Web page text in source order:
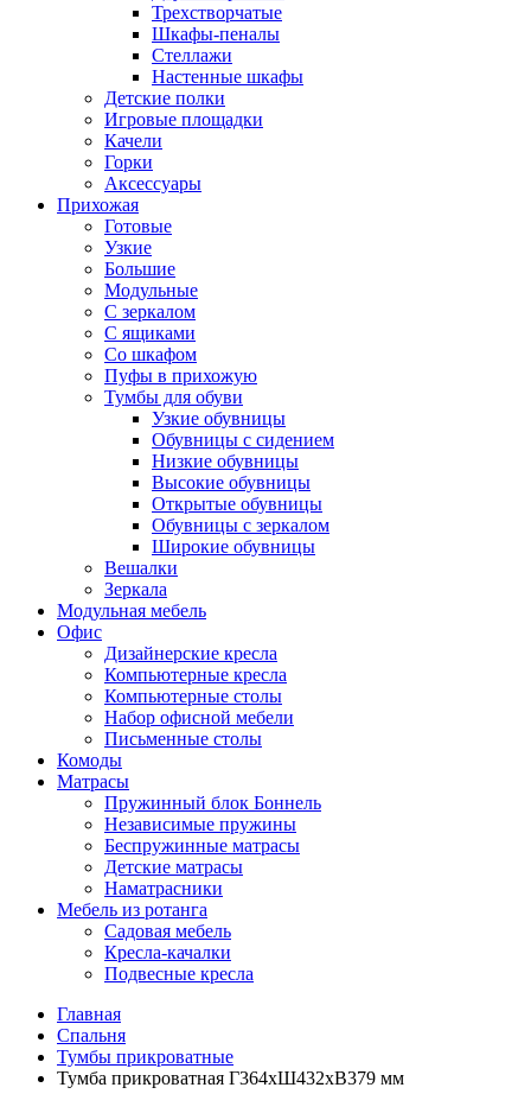
Трехстворчатые
Шкафы-пеналы
Стеллажи
Настенные шкафы
Детские полки
Игровые площадки
Качели
Горки
Аксессуары
Прихожая
Готовые
Узкие
Большие
Модульные
С зеркалом
С ящиками
Со шкафом
Пуфы в прихожую
Тумбы для обуви
Узкие обувницы
Обувницы с сидением
Низкие обувницы
Высокие обувницы
Открытые обувницы
Обувницы с зеркалом
Широкие обувницы
Вешалки
Зеркала
Модульная мебель
Офис
Дизайнерские кресла
Компьютерные кресла
Компьютерные столы
Набор офисной мебели
Письменные столы
Комоды
Матрасы
Пружинный блок Боннель
Независимые пружины
Беспружинные матрасы
Детские матрасы
Наматрасники
Мебель из ротанга
Садовая мебель
Кресла-качалки
Подвесные кресла
Главная
Спальня
Тумбы прикроватные
Тумба прикроватная Г364хШ432хВ379 мм